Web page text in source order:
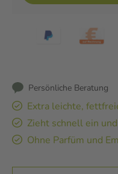
Persönliche Beratung
Extra leichte,
Zieht schnell ein
Ohne Parfüm und